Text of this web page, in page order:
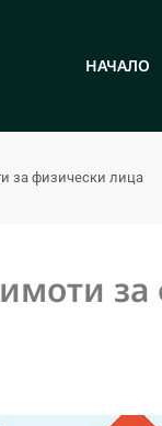
НАЧАЛО
за физически лица